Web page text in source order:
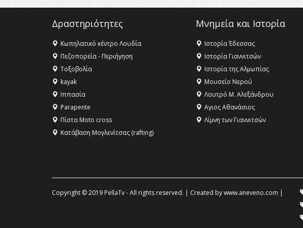
Δραστηριότητες
Κωπηλατικό κέντρο Λουδία
Πεζοπορεία - Περιήγηση
Τοξοβολία
kayak
Ιππασία
Parapente
Πίστα Moto cross
Κατάβαση Μογλενίτσας (rafting)
Μνημεία και Ιστορία
Ιστορία Έδεσσας
Ιστορία Γιαννιτσών
Ιστορία της Αλμωπίας
Μουσείο Νερού
Λουτρό Μ. Αλεξάνδρου
Αγιος Αθανάσιος
Λίμνη των Γιαννιτσών
Copyright © 2019 PellaTv - All rights reserved. | Created bywww.aneveno.com |